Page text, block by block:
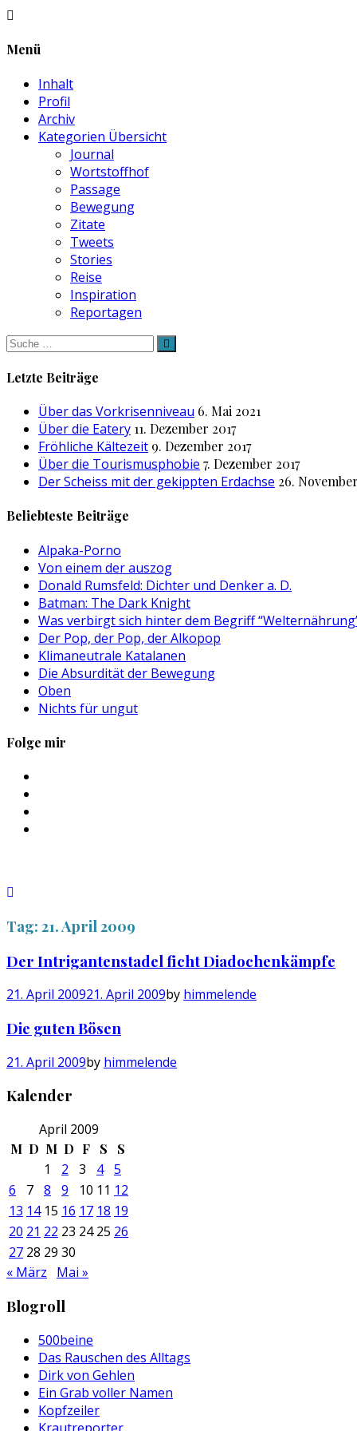
Menü
Inhalt
Profil
Archiv
Kategorien Übersicht
Journal
Wortstoffhof
Passage
Bewegung
Zitate
Tweets
Stories
Reise
Inspiration
Reportagen
Suche
nach:
Letzte Beiträge
Über das Vorkrisenniveau 6. Mai 2021
Über die Eatery 11. Dezember 2017
Fröhliche Kältezeit 9. Dezember 2017
Über die Tourismusphobie 7. Dezember 2017
Der Scheiss mit der gekippten Erdachse 26.
Beliebteste Beiträge
Alpaka-Porno
Von einem der auszog
Donald Rumsfeld: Dichter und Denker a. D.
Batman: The Dark Knight
Was verbirgt sich hinter dem Begriff
Der Pop, der Pop, der Alkopop
Klimaneutrale Katalanen
Die Absurdität der Bewegung
Oben
Nichts für ungut
Folge mir
anzeigen
Tag: 21. April 2009
Der Intrigantenstadel ficht Diadochenkämpfe
21. April 200921. April 2009by himmelende
Die guten Bösen
21. April 2009by himmelende
Kalender
April 2009
M D M D F S S
1 2 3 4 5
6
7 8 9 10 11 12
13 14 15 16 17 18 19
20 21 22 23 24 25 26
27 28 29 30
« März
Mai »
Blogroll
500beine
Das Rauschen des Alltags
Dirk von Gehlen
Ein Grab voller Namen
Kopfzeiler
Krautreporter